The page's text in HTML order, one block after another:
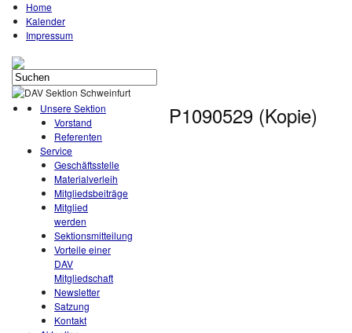
Home
Kalender
Impressum
Unsere Sektion
Vorstand
Referenten
Service
Geschäftsstelle
Materialverleih
Mitgliedsbeiträge
Mitglied
werden
Sektionsmitteilung
Vorteile einer
DAV
Mitgliedschaft
Newsletter
Satzung
Kontakt
P1090529 (Kopie)